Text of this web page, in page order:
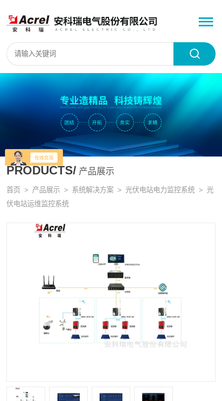
PRODUCTS/ 产品展示
首页 > 产品展示 > 系统解决方案 > 光伏电站电力监控系统 > 光
伏电站运维监控系统